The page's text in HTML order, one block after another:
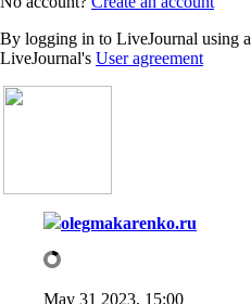
By logging in to LiveJournal using
LiveJournal's User agreement
olegmakarenko.ru
May 31 2023, 15:00